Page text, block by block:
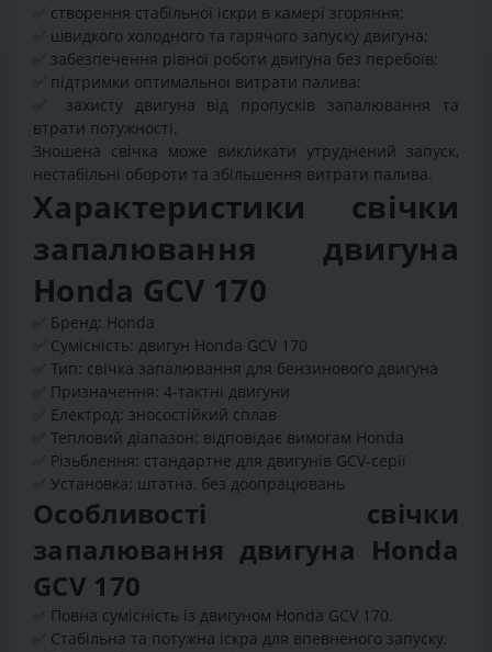
створення стабільної іскри в камері згоряння;
швидкого холодного та гарячого запуску двигуна;
забезпечення рівної роботи двигуна без перебоїв;
підтримки оптимальної витрати палива;
захисту двигуна від пропусків запалювання та
втрати потужності.
Зношена свічка може викликати утруднений запуск,
нестабільні обороти та збільшення витрати палива.
Характеристики свічки
запалювання двигуна
Honda GCV 170
Бренд: Honda
Сумісність: двигун Honda GCV 170
Тип: свічка запалювання для бензинового двигуна
Призначення: 4-тактні двигуни
Електрод: зносостійкий сплав
Тепловий діапазон: відповідає вимогам Honda
Різьблення: стандартне для двигунів GCV-серії
Установка: штатна, без доопрацювань
Особливості свічки
запалювання двигуна Honda
GCV 170
Повна сумісність із двигуном Honda GCV 170.
Стабільна та потужна іскра для впевненого запуску.